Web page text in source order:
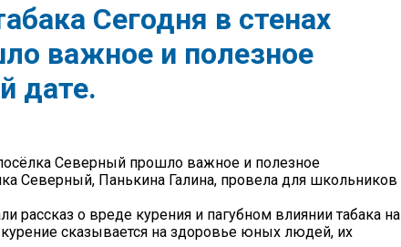
Сегодня в стенах
важное и полезное
дате.
Северный прошло важное и полезное
Северный, Панькина Галина, провела для школьников
рассказ о вреде курения и пагубном влиянии табака на
сказывается на здоровье юных людей, их